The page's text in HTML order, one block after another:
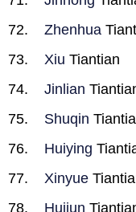
Zhenhua
Xiu Tiantian
Jinlian
Shuqin
Huiying
Xinyue
Huijun